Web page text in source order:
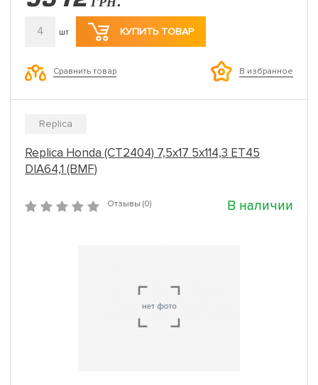
4 шт КУПИТЬ ТОВАР
Сравнить товар В избранное
Replica
Replica Honda (CT2404) 7,5x17 5x114,3 ET45
DIA64,1 (BMF)
Отзывы (0) В наличии